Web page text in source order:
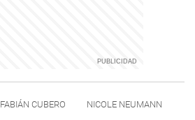
FABIÁN CUBERO NICOLE NEUMANN